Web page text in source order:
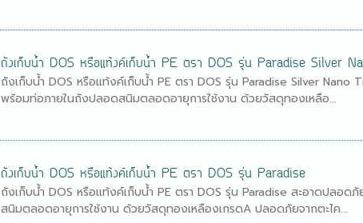
ถังเก็บน้ำ DOS หรือแท้งค์เก็บน้ำ PE ตรา DOS รุ่น Paradise Silver
ถังเก็บน้ำ DOS หรือแท้งค์เก็บน้ำ PE ตรา DOS รุ่น Paradise Silver
พร้อมท่อภายในถังปลอดสนิมตลอดอายุการใช้งาน ด้วยวัสดุทองเหลือ...
ถังเก็บน้ำ DOS หรือแท้งค์เก็บน้ำ PE ตรา DOS รุ่น Paradise
ถังเก็บน้ำ DOS หรือแท้งค์เก็บน้ำ PE ตรา DOS รุ่น Paradise สะอาดปลอ
สนิมตลอดอายุการใช้งาน ด้วยวัสดุทองเหลืองเกรดA ปลอดภัยจากตะไค...